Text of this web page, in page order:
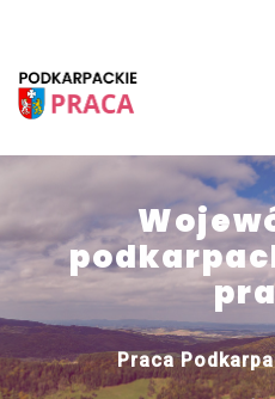
Praca